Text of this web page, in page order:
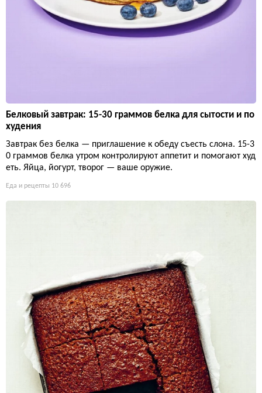
Белковый завтрак: 15-30 граммов белка для сытости и по
худения
Завтрак без белка — приглашение к обеду съесть слона. 15-3
0 граммов белка утром контролируют аппетит и помогают худ
еть. Яйца, йогурт, творог — ваше оружие.
Еда и рецепты 10 696